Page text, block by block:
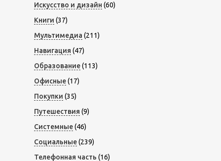
Искусство и дизайн (60)
Книги (37)
Мультимедиа (211)
Навигация (47)
Образование(113)
Офисные(17)
Покупки (35)
Путешествия (9)
Системные(46)
Социальные(239)
Телефонная часть (16)